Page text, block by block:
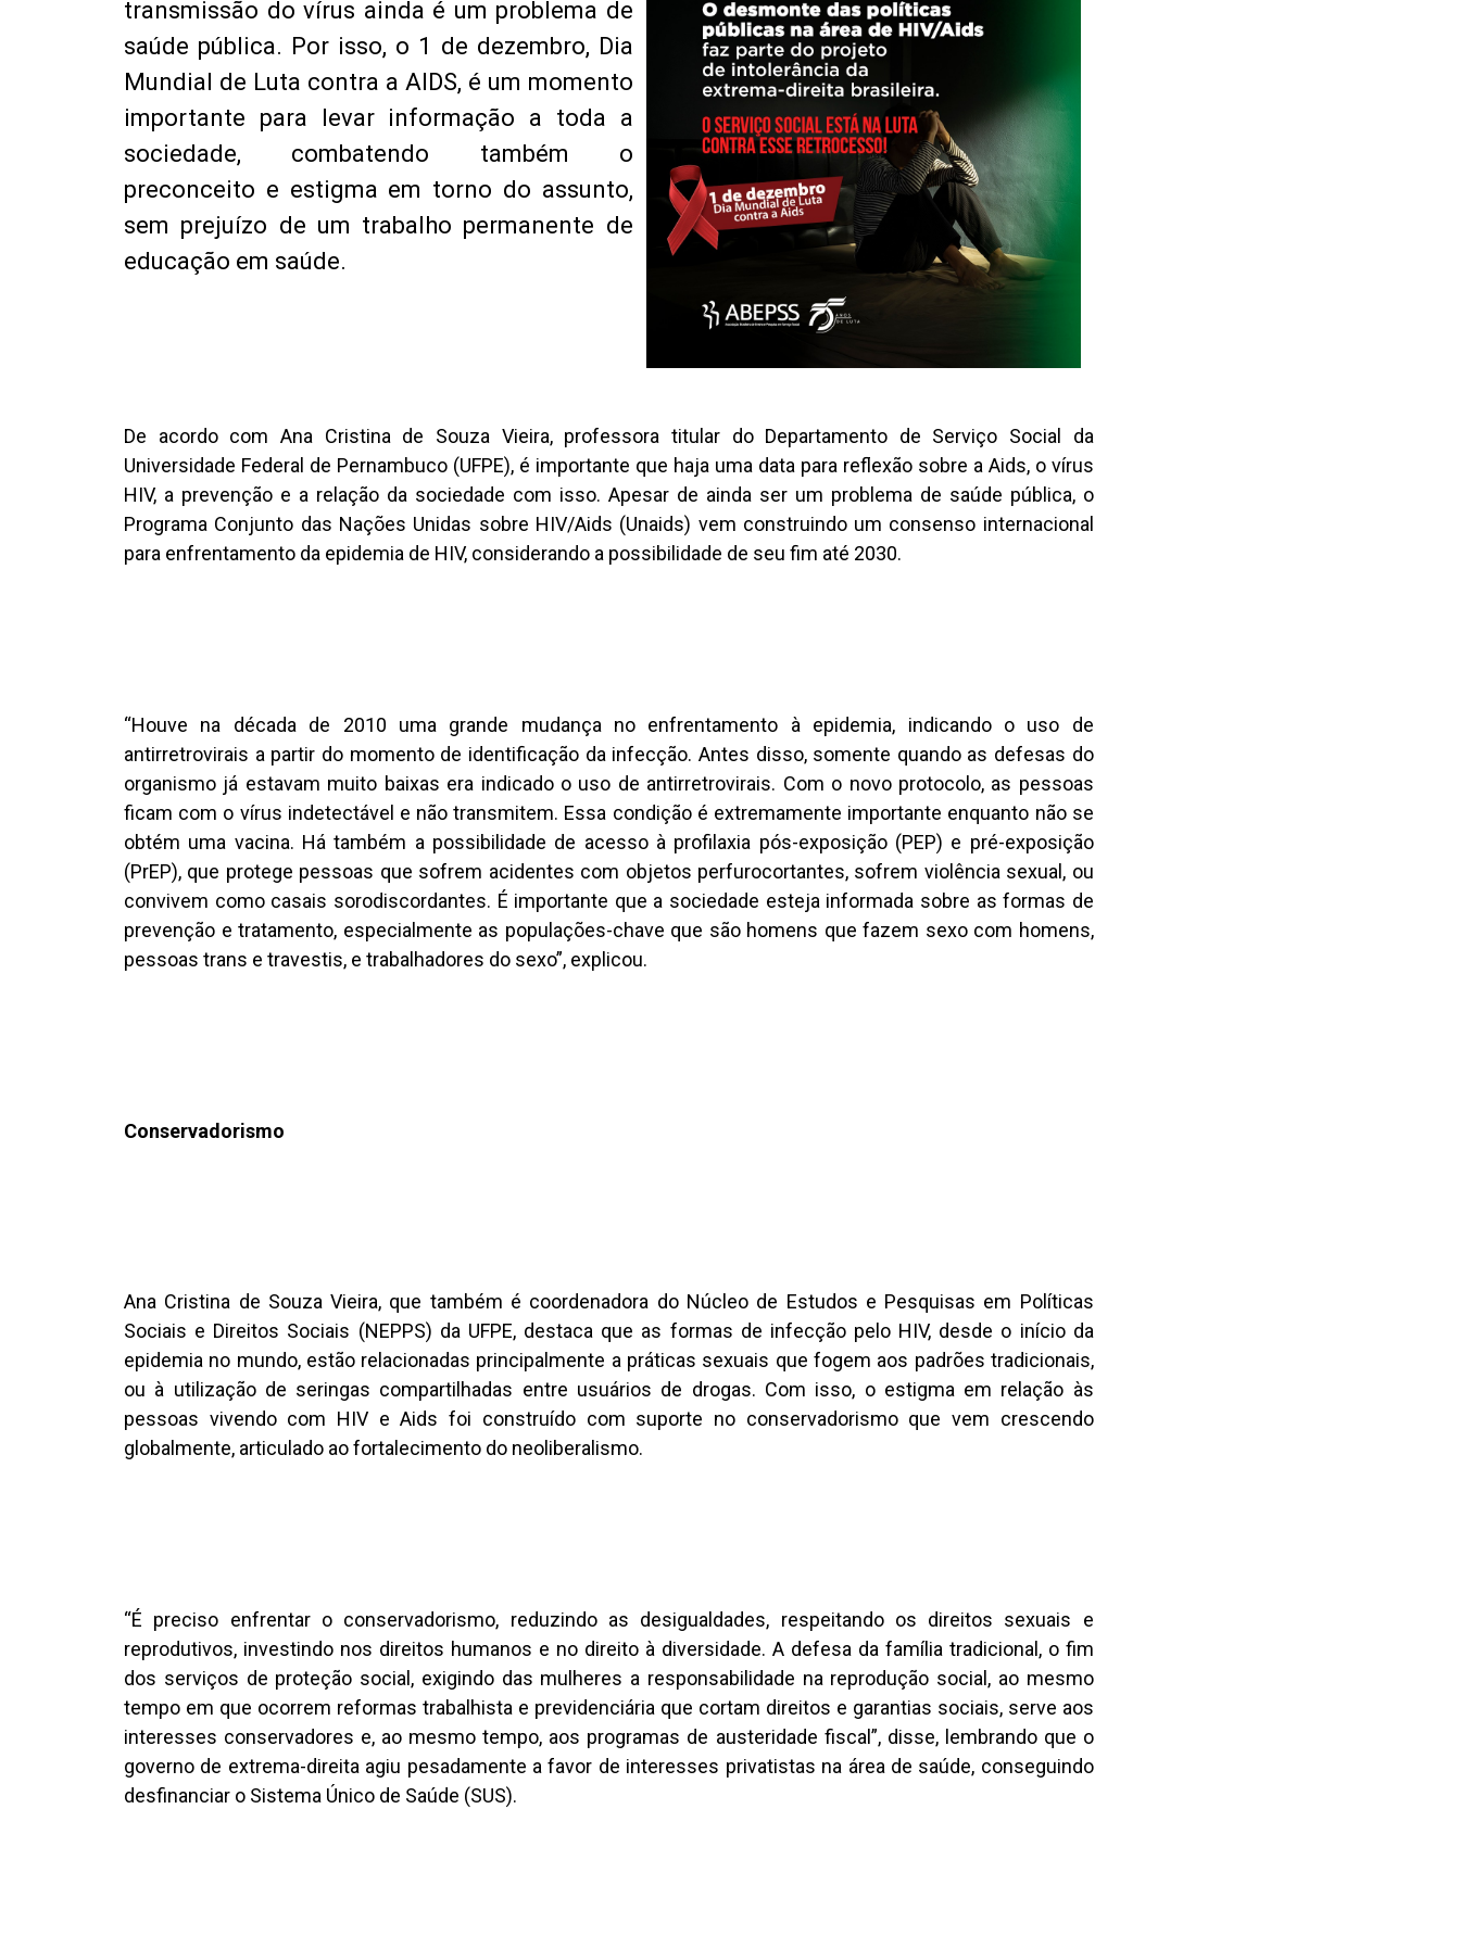
transmissão do vírus ainda é um problema de
saúde pública. Por isso, o 1 de dezembro, Dia
Mundial de Luta contra a AIDS, é um momento
importante para levar informação a toda a
sociedade, combatendo também o
preconceito e estigma em torno do assunto,
sem prejuízo de um trabalho permanente de
educação em saúde.
De acordo com Ana Cristina de Souza Vieira, professora titular do Departamento de Serviço Social da
Universidade Federal de Pernambuco (UFPE), é importante que haja uma data para reflexão sobre a Aids, o vírus
HIV, a prevenção e a relação da sociedade com isso. Apesar de ainda ser um problema de saúde pública, o
Programa Conjunto das Nações Unidas sobre HIV/Aids (Unaids) vem construindo um consenso internacional
para enfrentamento da epidemia de HIV, considerando a possibilidade de seu fim até 2030.
“Houve na década de 2010 uma grande mudança no enfrentamento à epidemia, indicando o uso de
antirretrovirais a partir do momento de identificação da infecção. Antes disso, somente quando as defesas do
organismo já estavam muito baixas era indicado o uso de antirretrovirais. Com o novo protocolo, as pessoas
ficam com o vírus indetectável e não transmitem. Essa condição é extremamente importante enquanto não se
obtém uma vacina. Há também a possibilidade de acesso à profilaxia pós-exposição (PEP) e pré-exposição
(PrEP), que protege pessoas que sofrem acidentes com objetos perfurocortantes, sofrem violência sexual, ou
convivem como casais sorodiscordantes. É importante que a sociedade esteja informada sobre as formas de
prevenção e tratamento, especialmente as populações-chave que são homens que fazem sexo com homens,
pessoas trans e travestis, e trabalhadores do sexo”, explicou.
Conservadorismo
Ana Cristina de Souza Vieira, que também é coordenadora do Núcleo de Estudos e Pesquisas em Políticas
Sociais e Direitos Sociais (NEPPS) da UFPE, destaca que as formas de infecção pelo HIV, desde o início da
epidemia no mundo, estão relacionadas principalmente a práticas sexuais que fogem aos padrões tradicionais,
ou à utilização de seringas compartilhadas entre usuários de drogas. Com isso, o estigma em relação às
pessoas vivendo com HIV e Aids foi construído com suporte no conservadorismo que vem crescendo
globalmente, articulado ao fortalecimento do neoliberalismo.
“É preciso enfrentar o conservadorismo, reduzindo as desigualdades, respeitando os direitos sexuais e
reprodutivos, investindo nos direitos humanos e no direito à diversidade. A defesa da família tradicional, o fim
dos serviços de proteção social, exigindo das mulheres a responsabilidade na reprodução social, ao mesmo
tempo em que ocorrem reformas trabalhista e previdenciária que cortam direitos e garantias sociais, serve aos
interesses conservadores e, ao mesmo tempo, aos programas de austeridade fiscal”, disse, lembrando que o
governo de extrema-direita agiu pesadamente a favor de interesses privatistas na área de saúde, conseguindo
desfinanciar o Sistema Único de Saúde (SUS).